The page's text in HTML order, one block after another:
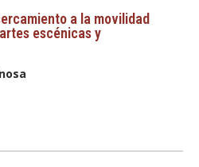
a la movilidad
escénicas y